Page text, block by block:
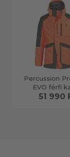
Percussion
EVO férfi
51 990